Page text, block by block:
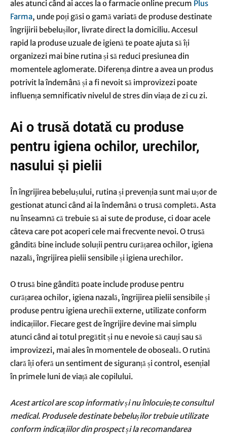
ales atunci când ai acces la o farmacie online precum Plus
Farma, unde poți găsi o gamă variată de produse destinate
îngrijirii bebelușilor, livrate direct la domiciliu. Accesul
rapid la produse uzuale de igienă te poate ajuta să îți
organizezi mai bine rutina și să reduci presiunea din
momentele aglomerate. Diferența dintre a avea un produs
potrivit la îndemână și a fi nevoit să improvizezi poate
influența semnificativ nivelul de stres din viața de zi cu zi.
Ai o trusă dotată cu produse
pentru igiena ochilor, urechilor,
nasului și pielii
În îngrijirea bebelușului, rutina și prevenția sunt mai ușor de
gestionat atunci când ai la îndemână o trusă completă. Asta
nu înseamnă că trebuie să ai sute de produse, ci doar acele
câteva care pot acoperi cele mai frecvente nevoi. O trusă
gândită bine include soluții pentru curățarea ochilor, igiena
nazală, îngrijirea pielii sensibile și igiena urechilor.
O trusă bine gândită poate include produse pentru
curățarea ochilor, igiena nazală, îngrijirea pielii sensibile și
produse pentru igiena urechii externe, utilizate conform
indicațiilor. Fiecare gest de îngrijire devine mai simplu
atunci când ai totul pregătit și nu e nevoie să cauți sau să
improvizezi, mai ales în momentele de oboseală. O rutină
clară îți oferă un sentiment de siguranță și control, esențial
în primele luni de viață ale copilului.
Acest articol are scop informativ și nu înlocuiește consultul
medical. Produsele destinate bebelușilor trebuie utilizate
conform indicațiilor din prospect și la recomandarea